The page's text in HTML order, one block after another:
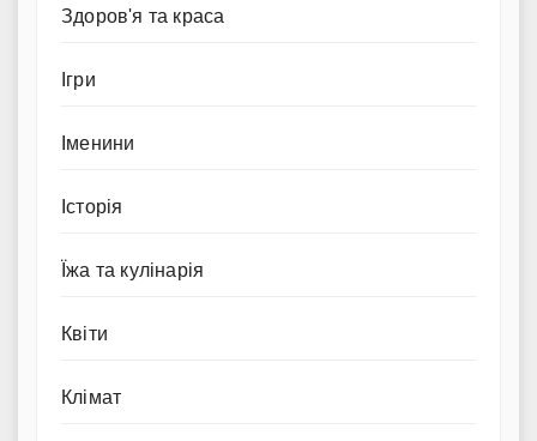
Здоров'я та краса
Ігри
Іменини
Історія
Їжа та кулінарія
Квіти
Клімат